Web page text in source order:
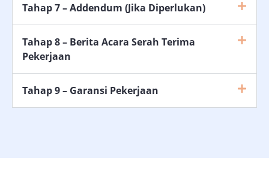
Tahap 7 – Addendum (Jika Diperlukan)
Tahap 8 – Berita Acara Serah Terima
Pekerjaan
Tahap 9 – Garansi Pekerjaan